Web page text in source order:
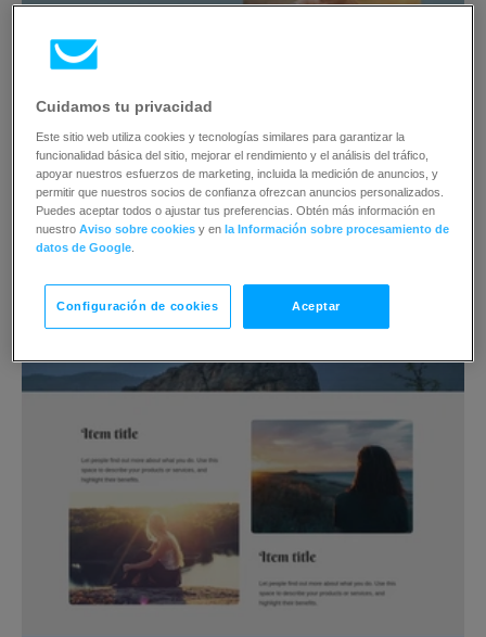
Cuidamos tu privacidad
Este sitio web utiliza cookies y tecnologías similares para garantizar la
funcionalidad básica del sitio, mejorar el rendimiento y el análisis del tráfico,
apoyar nuestros esfuerzos de marketing, incluida la medición de anuncios, y
permitir que nuestros socios de confianza ofrezcan anuncios personalizados.
Puedes aceptar todos o ajustar tus preferencias. Obtén más información en
nuestroAviso sobre cookies y enla Información sobre procesamiento de
datos de Google
Configuración de cookies Aceptar